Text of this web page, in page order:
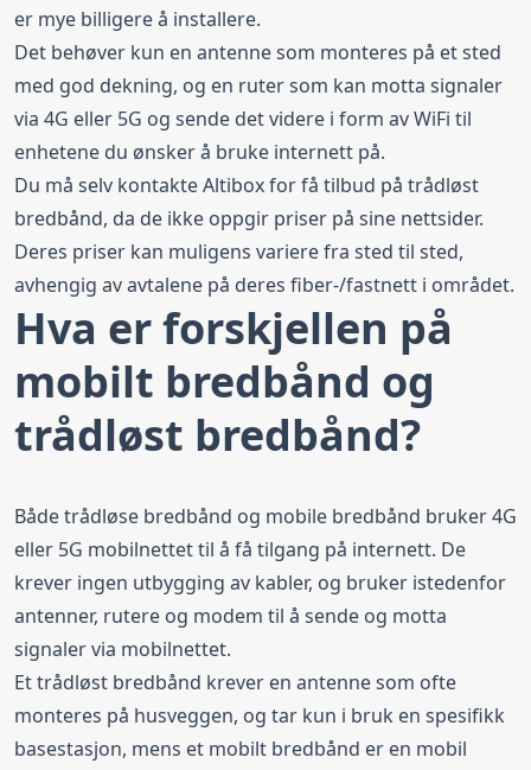
er mye billigere å installere.
Det behøver kun en antenne som monteres på et sted
med god dekning, og en ruter som kan motta signaler
via 4G eller 5G og sende det videre i form av WiFi til
enhetene du ønsker å bruke internett på.
Du må selv kontakte Altibox for få tilbud på trådløst
bredbånd, da de ikke oppgir priser på sine nettsider.
Deres priser kan muligens variere fra sted til sted,
avhengig av avtalene på deres fiber-/fastnett i området.
Hva er forskjellen på
mobilt bredbånd og
trådløst bredbånd?
Både trådløse bredbånd og mobile bredbånd bruker 4G
eller 5G mobilnettet til å få tilgang på internett. De
krever ingen utbygging av kabler, og bruker istedenfor
antenner, rutere og modem til å sende og motta
signaler via mobilnettet.
Et trådløst bredbånd krever en antenne som ofte
monteres på husveggen, og tar kun i bruk en spesifikk
basestasjon, mens et mobilt bredbånd er en mobil